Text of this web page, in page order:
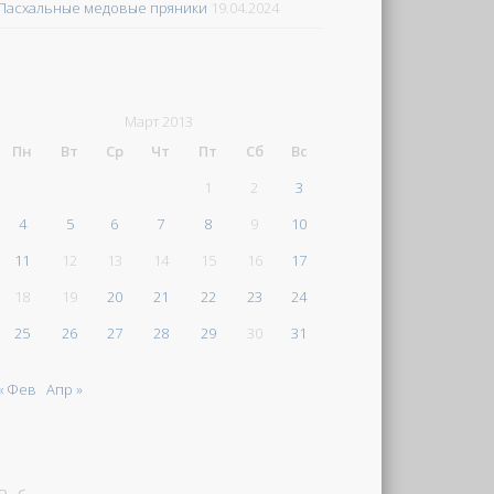
медовые пряники 19.04.2024
Март 2013
Пн
Вт Ср Чт Пт Сб
Вс
1
2
3
4
5 6 7 8 9
10
11
12 13 14 15 16
17
18
19 20 21 22 23
24
25
26 27 28 29 30 31
Фев Апр »